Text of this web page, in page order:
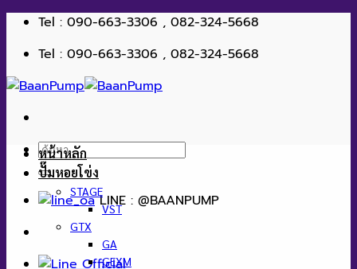
ข้าม
เนื้อหา
Tel : 090-663-3306 , 082-324-5668
Tel : 090-663-3306 , 082-324-5668
ค้นหา:
LINE : @BAANPUMP
หน้าหลัก
ปั๊มหอยโข่ง
STAGE
VST
GTX
GA
GEXM